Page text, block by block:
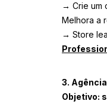
→ Crie um
Melhora a
→ Store
3.
Objetivo: